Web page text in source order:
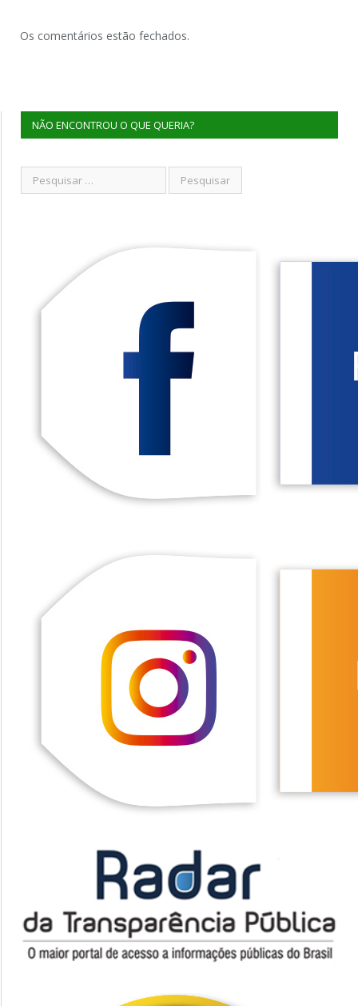
Os comentários estão fechados.
NÃO ENCONTROU O QUE QUERIA?